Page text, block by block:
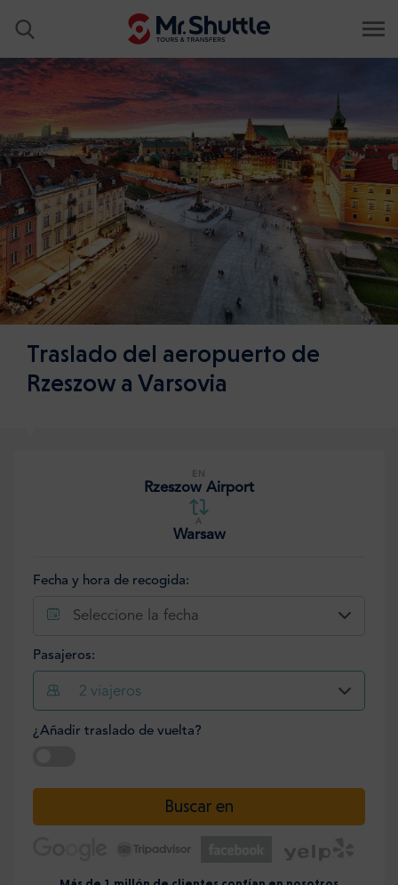
Traslado del aeropuerto de
Rzeszow a Varsovia
EN
Rzeszow Airport
A
Warsaw
Fecha y hora de recogida:
Seleccione la fecha
Pasajeros:
2 viajeros
¿Añadir traslado de vuelta?
Buscar en